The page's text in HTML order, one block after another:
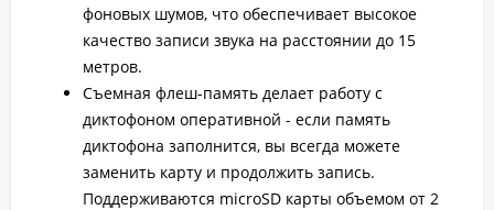
фоновых шумов, что обеспечивает высокое
качество записи звука на расстоянии до 15
метров.
Съемная флеш-память делает работу с
диктофоном оперативной - если память
диктофона заполнится, вы всегда можете
заменить карту и продолжить запись.
Поддерживаются microSD карты объемом от 2